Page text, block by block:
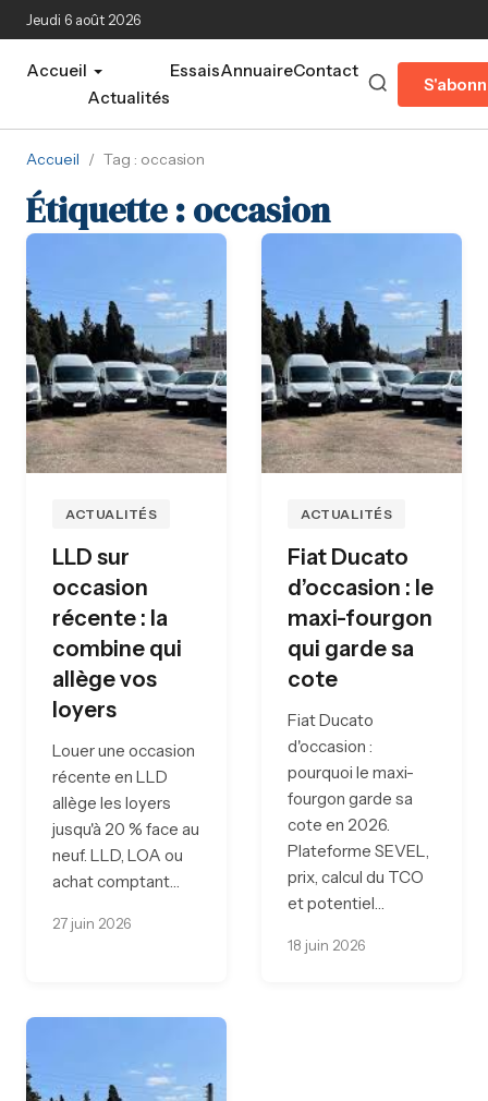
Aller au contenu principal
Jeudi 6 août 2026
Accueil
Actualités
EssaisAnnuaireContact
Accueil / Tag : occasion
Étiquette :occasion
ACTUALITÉS
LLD sur
occasion
récente : la
combine qui
allège vos
loyers
Louer une occasion
récente en LLD
allège les loyers
jusqu'à 20 % face au
neuf. LLD, LOA ou
achat comptant…
27 juin 2026
ACTUALITÉS
Fiat Ducato
d’occasion : le
maxi-fourgon
qui garde sa
cote
Fiat Ducato
d'occasion :
pourquoi le maxi-
fourgon garde sa
cote en 2026.
Plateforme SEVEL,
prix, calcul du TCO
et potentiel…
18 juin 2026